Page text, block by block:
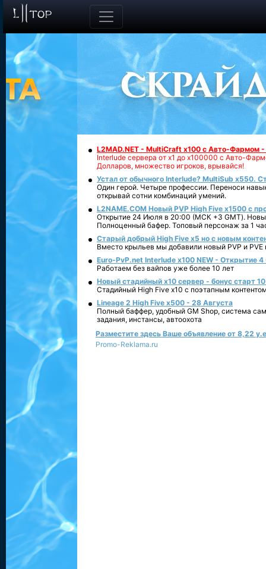
L2MAD.NET - MultiCraft x100 с Авто-Фармом
Interlude сервера от х1 до х100000 с Авто-
Долларов, множество игроков, врывайся!
Устал от обычного Interlude? MultiSub x550.
Один герой. Четыре профессии. Переноси
открывай сотни комбинаций умений.
L2NAME.COM Новый PVP High Five x1500 с
Открытие 24 Июля в 20:00 (МСК +3 GMT).
Полноценный бафер. Топовый персонаж за 1
Старый добрый High Five x5 но с новым
Вместо крыльев мы добавили новый PVP и PVE
Euro-PvP.net Interlude х100 NEW - Открытие 4
Работаем без вайпов уже более 10 лет
Новый стадийный х10 сервер - бонус старт
Стадийный High Five x10 с поэтапным
Lineage 2 High Five x500 - 28 Августа
Полный баффер, удобный GM Shop, система
задания, инстансы, автоохота
Разместите здесь Ваше объявление от 8,22
Promo-Reklama.ru